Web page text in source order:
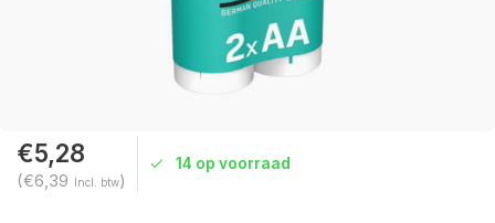
€5,28
(€6,39 Incl. btw)
14 op voorraad